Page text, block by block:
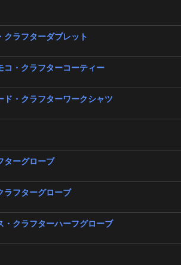
クラフターダブレット
コ・クラフターコーティー
ド・クラフターワークシャツ
ターグローブ
ラフターグローブ
・クラフターハーフグローブ